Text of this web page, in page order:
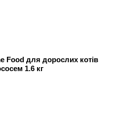
Food для дорослих котів
1.6 кг